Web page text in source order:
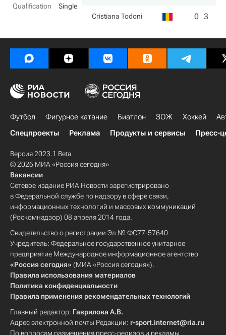
Qualification
Single
Cristiana Todoni 0 3
Футбол Фигурное катание Биатлон ЗОЖ Хоккей
Спецпроекты
Реклама Продукты и сервисы Пресс-
Версия 2023.1 Beta
© 2026 МИА «Россия сегодня»
Вакансии
Сетевое издание РИА Новости зарегистрировано
в Федеральной службе по надзору в сфере связи,
информационных технологий и массовых коммуникаций
(Роскомнадзор) 08 апреля 2014 года.
Свидетельство о регистрации Эл № ФС77-57640
Учредитель: Федеральное государственное унитарное
предприятие Международное информационное агентство
«Россия сегодня» (МИА «Россия сегодня»).
Правила использования материалов
Политика конфиденциальности
Правила применения рекомендательных технологий
Главный редактор: Гаврилова А.В.
Адрес электронной почты Редакции: r-sport.internet@ria.ru
По вопросам размещения пресс-релизов и рекламы